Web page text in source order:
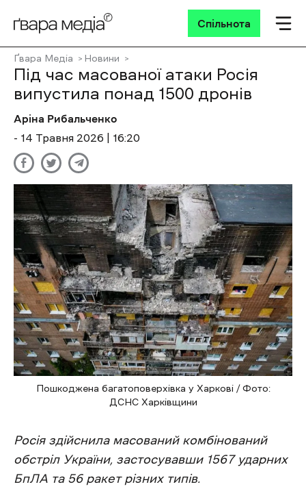
Спільнота
Ґвара Медіа Новини
Під час масованої атаки Росія
випустила понад 1500 дронів
Аріна Рибальченко
- 14 Травня 2026 | 16:20
Пошкоджена багатоповерхівка у Харкові / Фото:
ДСНС Харківщини
Росія здійснила масований комбінований
обстріл України, застосувавши 1567 ударних
БпЛА та 56 ракет різних типів.